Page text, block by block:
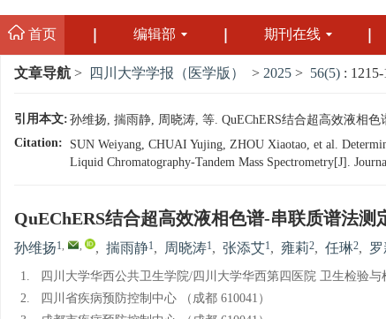
首页 编辑部 期刊在线
文章导航 > 四川大学学报（医学版） > 2025 > 56(5) :
引用本文:孙维扬, 揣雨静, 周晓涛, 等. QuEChERS结合超高效液相
Citation:
SUN Weiyang, CHUAI Yujing, ZHOU Xiaotao, et al.
Liquid Chromatography-Tandem Mass Spectrometry[J].
QuEChERS结合超高效液相色谱-串联质谱法测
孙维扬1, , , 揣雨静1, 周晓涛1, 张添艾1, 雍莉2, 任琳2, 罗
1.
四川大学华西公共卫生学院/四川大学华西第四医院 卫生检验与
2.
四川省疾病预防控制中心 （成都 610041）